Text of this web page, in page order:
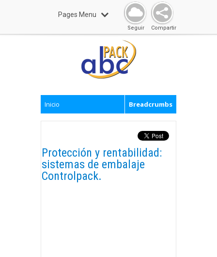
Pages Menu
Compartir
Seguir
Inicio Breadcrumbs
Protección y rentabilidad:
sistemas de embalaje
Controlpack.